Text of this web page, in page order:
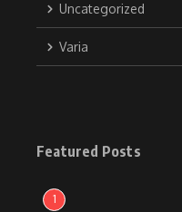
Uncategorized
Varia
Featured Posts
1